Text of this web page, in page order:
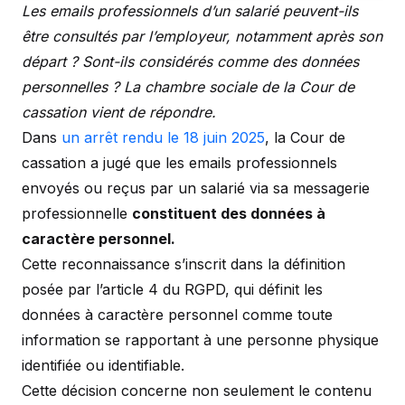
Les emails professionnels d’un salarié peuvent-ils
être consultés par l’employeur, notamment après son
départ ? Sont-ils considérés comme des données
personnelles ? La chambre sociale de la Cour de
cassation vient de répondre.
Dans un arrêt rendu le 18 juin 2025, la Cour de
cassation a jugé que les emails professionnels
envoyés ou reçus par un salarié via sa messagerie
professionnelle constituent des données à
caractère personnel.
Cette reconnaissance s’inscrit dans la définition
posée par l’article 4 du RGPD, qui définit les
données à caractère personnel comme toute
information se rapportant à une personne physique
identifiée ou identifiable.
Cette décision concerne non seulement le contenu